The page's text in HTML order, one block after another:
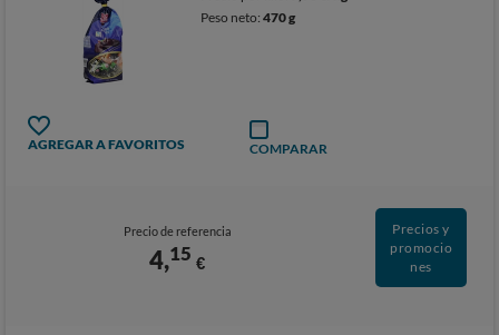
Peso neto:470 g
AGREGAR A FAVORITOS COMPARAR
Precio de referencia
4,15 €
Precios y
promocio
nes